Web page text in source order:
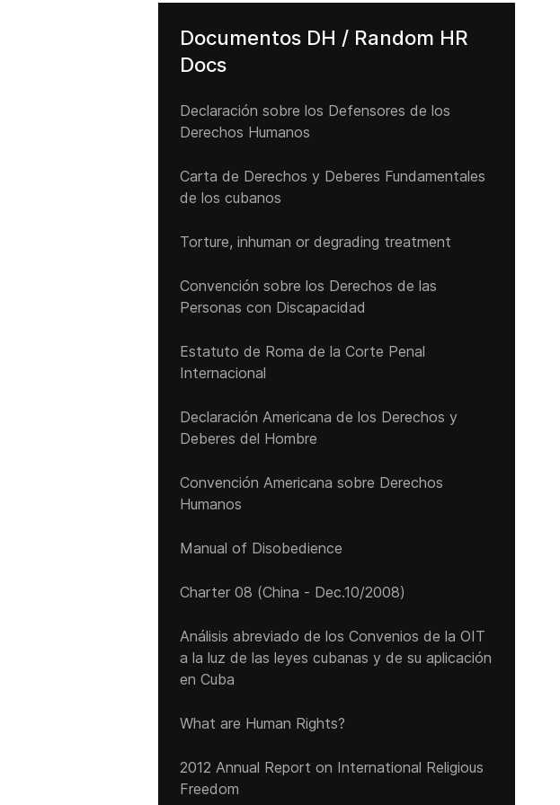
Documentos DH / Random HR
Docs
Declaración sobre los Defensores de los
Derechos Humanos
Carta de Derechos y Deberes Fundamentales
de los cubanos
Torture, inhuman or degrading treatment
Convención sobre los Derechos de las
Personas con Discapacidad
Estatuto de Roma de la Corte Penal
Internacional
Declaración Americana de los Derechos y
Deberes del Hombre
Convención Americana sobre Derechos
Humanos
Manual of Disobedience
Charter 08 (China - Dec.10/2008)
Análisis abreviado de los Convenios de la OIT
a la luz de las leyes cubanas y de su aplicación
en Cuba
What are Human Rights?
2012 Annual Report on International Religious
Freedom